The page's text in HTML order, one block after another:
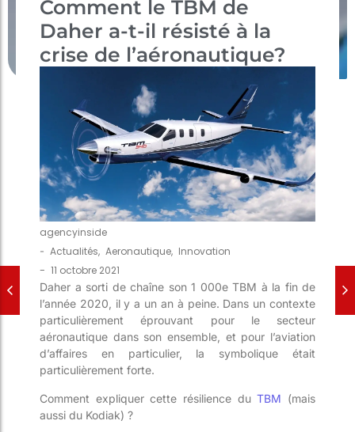
Comment le TBM de
Daher a-t-il résisté à la
crise de l’aéronautique?
agencyinside
- Actualités, Aeronautique, Innovation
- 11 octobre 2021
Daher a sorti de chaîne son 1 000e TBM à la fin de
l’année 2020, il y a un an à peine. Dans un contexte
particulièrement éprouvant pour le secteur
aéronautique dans son ensemble, et pour l’aviation
d’affaires en particulier, la symbolique était
particulièrement forte.
Comment expliquer cette résilience duTBM (mais
aussi du Kodiak) ?